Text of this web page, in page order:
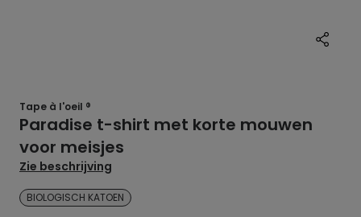
Tape à l'oeil ®
Paradise t-shirt met korte mouwen
voor meisjes
Zie beschrijving
BIOLOGISCH KATOEN